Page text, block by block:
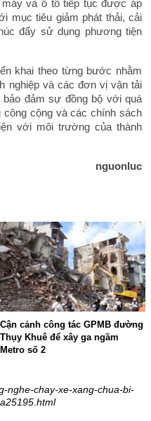
và ô tô tiếp tục được áp
mục tiêu giảm phát thải, cải
đẩy sử dụng phương tiện
khai theo từng bước nhằm
nghiệp và các đơn vị vận tải
đảm sự đồng bộ với quá
công cộng và các chính sách
với môi trường của thành
nguonluc
Cận cảnh công tác GPMB đường
Thụy Khuê để xây ga ngầm
Metro số 2
nghe-chay-xe-xang-chua-bi-